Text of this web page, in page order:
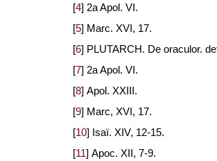
[4] 2a Apol. VI.
[5] Marc. XVI, 17.
[6] PLUTARCH. De oraculor.
[7] 2a Apol. VI.
[8] Apol. XXIII.
[9] Marc, XVI, 17.
[10] Isaï. XIV, 12-15.
[11] Apoc. XII, 7-9.